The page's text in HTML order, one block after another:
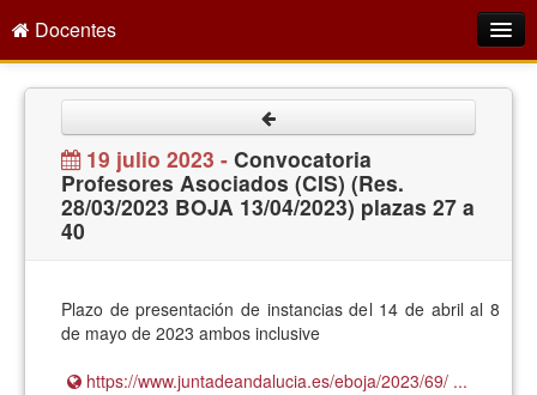
Docentes
Empleo Público
Gestión PDI
Formación y Evaluación
Acción Social
Directorio
19 julio 2023 - Convocatoria
Profesores Asociados (CIS) (Res.
28/03/2023 BOJA 13/04/2023) plazas 27 a
40
Plazo de presentación de instancias del 14 de abril al 8
de mayo de 2023 ambos inclusive
https://www.juntadeandalucia.es/eboja/2023/69/ ...